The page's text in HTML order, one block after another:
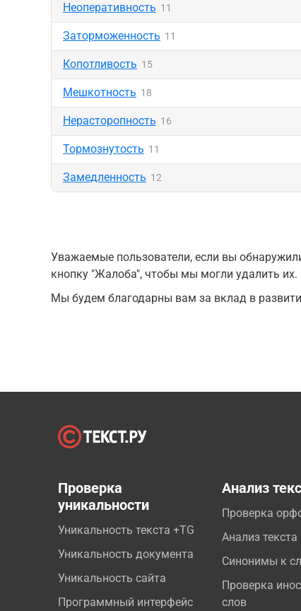
Неоперативность 11
Заторможенность 11
Копотливость 15
Мешкотность 18
Нерасторопность 16
Тормознутость 11
Замедленность 12
Уважаемые пользователи, если вы
кнопку "Жалоба", чтобы мы могли удалить их.
Мы будем благодарны вам за вклад в
Проверка
уникальности
Уникальность текста +TG
Уникальность документа
Уникальность сайта
Программный интерфейс
Анализ
Проверка
Анализ текста
Синонимы к
Проверка
слов